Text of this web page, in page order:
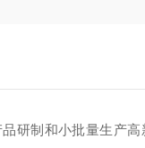
研制和小批量生产